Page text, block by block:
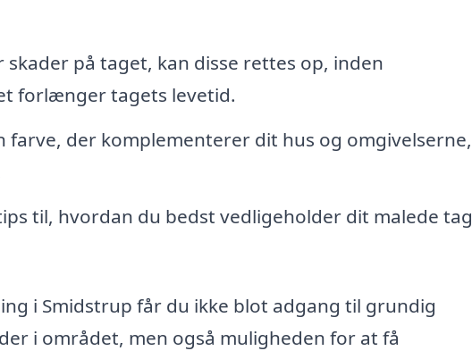
skader på taget, kan disse rettes op, inden
forlænger tagets levetid.
farve, der komplementerer dit hus og omgivelserne,
til, hvordan du bedst vedligeholder dit malede tag
i Smidstrup får du ikke blot adgang til grundig
i området, men også muligheden for at få